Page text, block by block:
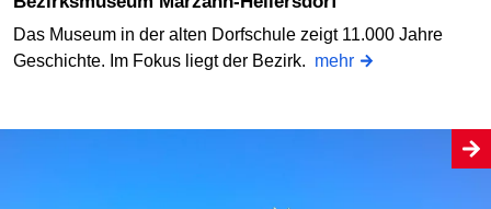
Das Museum in der alten Dorfschule zeigt 11.000 Jahre
Geschichte. Im Fokus liegt der Bezirk. mehr